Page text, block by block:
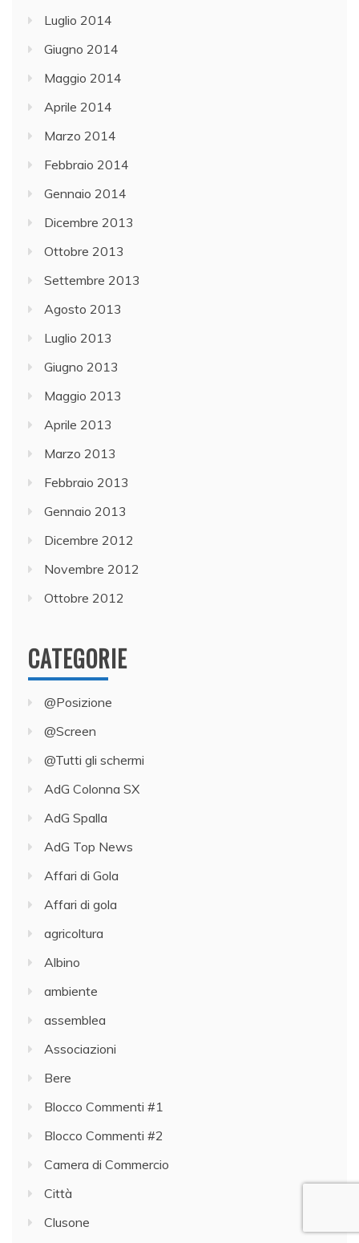
Luglio 2014
Giugno 2014
Maggio 2014
Aprile 2014
Marzo 2014
Febbraio 2014
Gennaio 2014
Dicembre 2013
Ottobre 2013
Settembre 2013
Agosto 2013
Luglio 2013
Giugno 2013
Maggio 2013
Aprile 2013
Marzo 2013
Febbraio 2013
Gennaio 2013
Dicembre 2012
Novembre 2012
Ottobre 2012
CATEGORIE
@Posizione
@Screen
@Tutti gli schermi
AdG Colonna SX
AdG Spalla
AdG Top News
Affari di Gola
Affari di gola
agricoltura
Albino
ambiente
assemblea
Associazioni
Bere
Blocco Commenti #1
Blocco Commenti #2
Camera di Commercio
Città
Clusone